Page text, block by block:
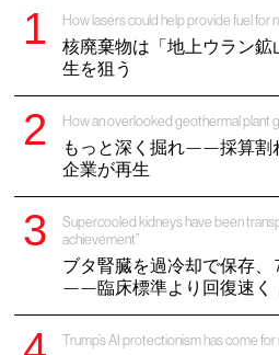
How lasers could help provide fuel for
核廃棄物は「地上ウラン
生を狙う
How an overlooked geothermal plant
もっと深く掘れ——採算割
企業が再生
Supercooled kidneys have been
achievement”
ブタ腎臓を過冷却で保存、
——臨床標準より回復速く
Trump’s AI protectionism has come